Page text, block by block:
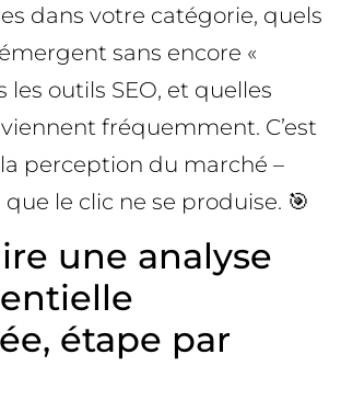
dans votre catégorie, quels
sans encore «
les outils SEO, et quelles
fréquemment. C’est
perception du marché –
le clic ne se produise. 🎯
une analyse
étape par